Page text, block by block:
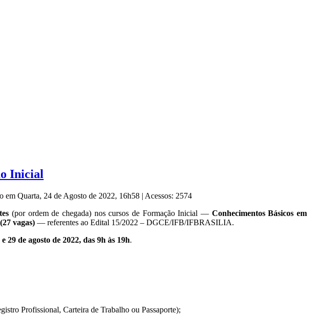
Inicial
em Quarta, 24 de Agosto de 2022, 16h58 | Acessos: 2574
(por ordem de chegada) nos cursos de Formação Inicial — Conhecimentos Básicos em
vagas) — referentes ao Edital 15/2022 – DGCE/IFB/IFBRASILIA.
e 29 de agosto de 2022, das 9h às 19h.
Profissional, Carteira de Trabalho ou Passaporte);